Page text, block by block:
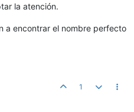
la atención.
a encontrar el nombre perfecto
1